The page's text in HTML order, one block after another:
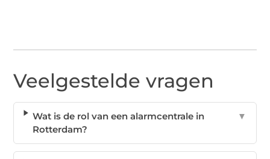
Veelgestelde vragen
Wat is de rol van een alarmcentrale in
Rotterdam?
▼